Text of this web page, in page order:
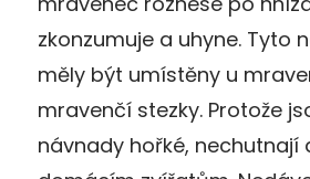
zkonzumuje a uhyne. Tyto
měly být umístěny u
mravenčí stezky. Protože
návnady hořké, nechutnají